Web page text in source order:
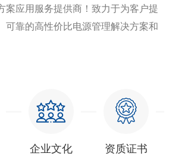
案应用服务提供商！致力于为客户提
可靠的高性价比电源管理解决方案和
企业文化 资质证书